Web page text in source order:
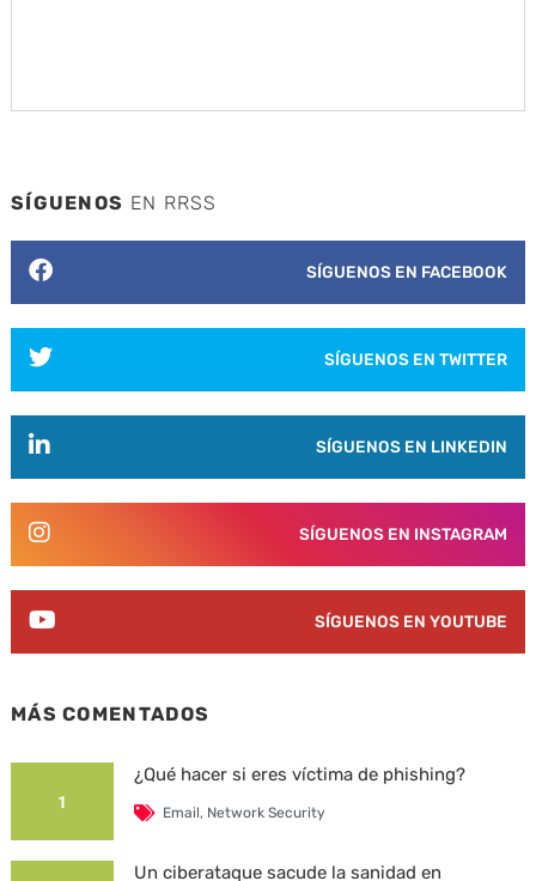
SÍGUENOS EN RRSS
SÍGUENOS EN FACEBOOK
SÍGUENOS EN TWITTER
SÍGUENOS EN LINKEDIN
SÍGUENOS EN INSTAGRAM
SÍGUENOS EN YOUTUBE
MÁS COMENTADOS
1
¿Qué hacer si eres víctima de phishing?
Email, Network Security
Un ciberataque sacude la sanidad en